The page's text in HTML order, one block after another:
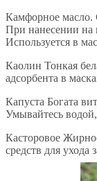
Камфорное масло.
При нанесении на
Используется в
Каолин Тонкая
адсорбента в
Капуста Богата
Умывайтесь
Касторовое
средств для ухода